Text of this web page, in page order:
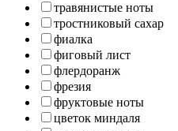
травянистые ноты
тростниковый сахар
фиалка
фиговый лист
флердоранж
фрезия
фруктовые ноты
цветок миндаля